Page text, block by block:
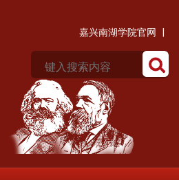
嘉兴南湖学院官网 |